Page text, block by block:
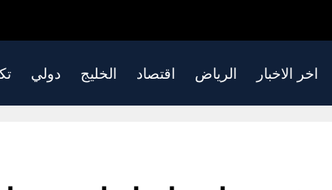
اخر الاخبار الرياض اقتصاد الخليج دولي